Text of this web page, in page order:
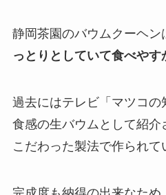
静岡茶園のバウムクーヘン
っとりとしていて食べやす
過去にはテレビ「マツコ
食感の生バウムとして紹介
こだわった製法で作られて